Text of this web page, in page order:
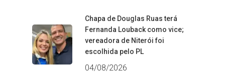
Chapa de Douglas Ruas terá
Fernanda Louback como vice;
vereadora de Niterói foi
escolhida pelo PL
04/08/2026